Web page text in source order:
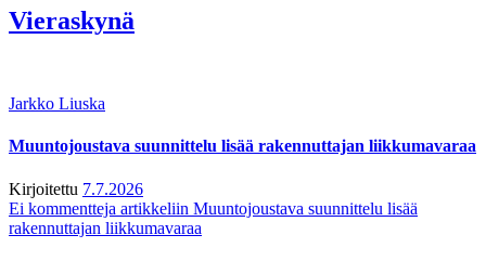
Vieraskynä
Jarkko Liuska
Muuntojoustava suunnittelu lisää rakennuttajan liikkumavaraa
Kirjoitettu 7.7.2026
Ei kommentteja artikkeliin Muuntojoustava suunnittelu lisää
rakennuttajan liikkumavaraa